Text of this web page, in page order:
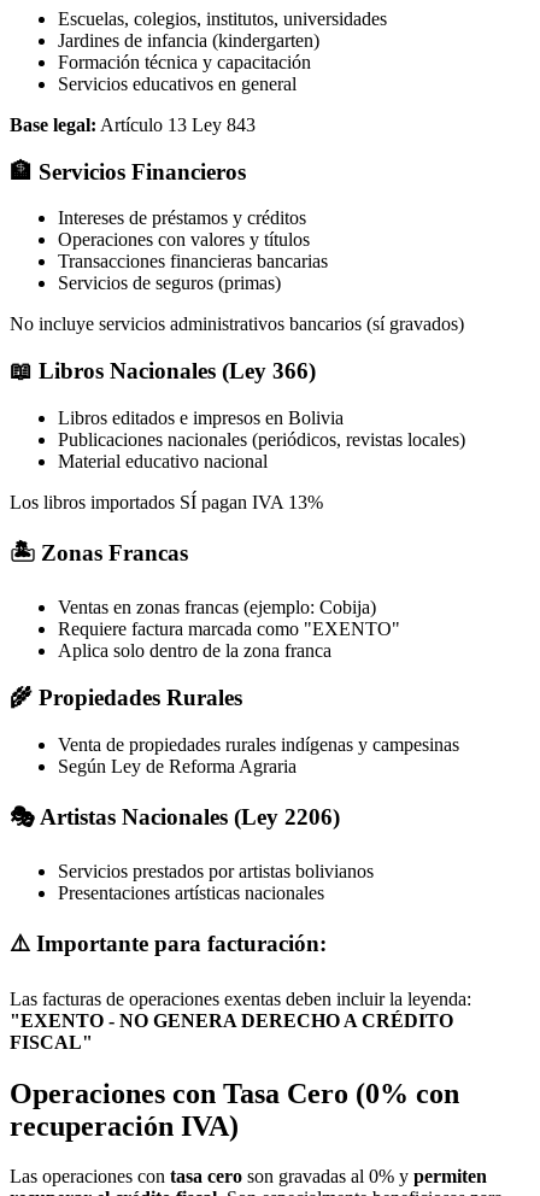
Escuelas, colegios, institutos, universidades
Jardines de infancia (kindergarten)
Formación técnica y capacitación
Servicios educativos en general
Base legal: Artículo 13 Ley 843
🏦 Servicios Financieros
Intereses de préstamos y créditos
Operaciones con valores y títulos
Transacciones financieras bancarias
Servicios de seguros (primas)
No incluye servicios administrativos bancarios (sí gravados)
📖 Libros Nacionales (Ley 366)
Libros editados e impresos en Bolivia
Publicaciones nacionales (periódicos, revistas locales)
Material educativo nacional
Los libros importados SÍ pagan IVA 13%
🏝️ Zonas Francas
Ventas en zonas francas (ejemplo: Cobija)
Requiere factura marcada como "EXENTO"
Aplica solo dentro de la zona franca
🌾 Propiedades Rurales
Venta de propiedades rurales indígenas y campesinas
Según Ley de Reforma Agraria
🎭 Artistas Nacionales (Ley 2206)
Servicios prestados por artistas bolivianos
Presentaciones artísticas nacionales
⚠️ Importante para facturación:
Las facturas de operaciones exentas deben incluir la leyenda:
"EXENTO - NO GENERA DERECHO A CRÉDITO
FISCAL"
Operaciones con Tasa Cero (0% con
recuperación IVA)
Las operaciones con tasa cero son gravadas al 0% y permiten